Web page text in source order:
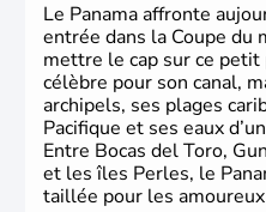
Le Panama affronte
entrée dans la Coupe du
mettre le cap sur ce petit
célèbre pour son canal,
archipels, ses plages
Pacifique et ses eaux
Entre Bocas del Toro,
et les îles Perles, le
taillée pour les